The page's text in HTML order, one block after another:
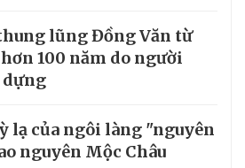
lũng Đồng Văn từ
100 năm do người
dựng
lạ của ngôi làng "nguyên
nguyên Mộc Châu